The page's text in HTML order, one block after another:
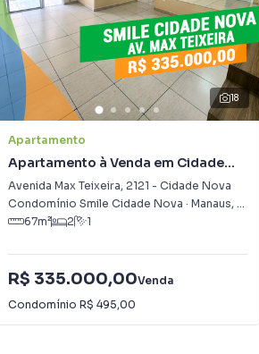
18
Apartamento
Apartamento à Venda em Cidade
Nova
Avenida Max Teixeira, 2121 - Cidade Nova
Condomínio Smile Cidade Nova · Manaus, AM
67m² 2 1
R$ 335.000,00Venda
Condomínio R$ 495,00